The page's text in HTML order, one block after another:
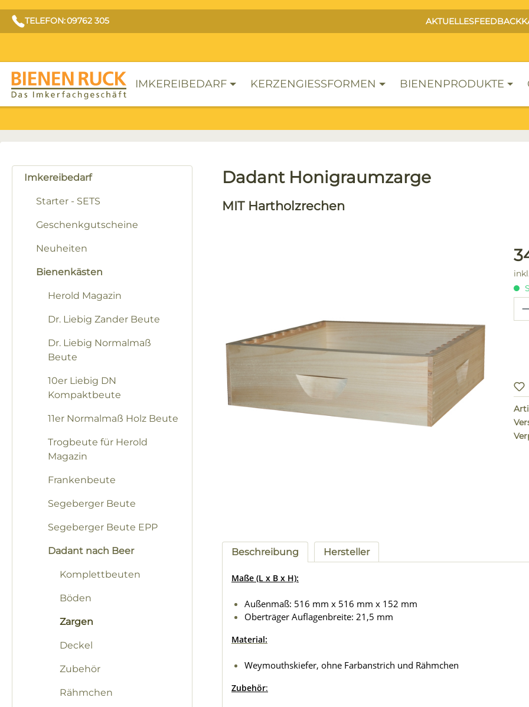
TELEFON: 09762 305 AKTUELLESFEEDBACK
IMKEREIBEDARF KERZENGIESSFORMEN BIENENPRODUKTE
Imkereibedarf
Starter - SETS
Geschenkgutscheine
Neuheiten
Bienenkästen
Herold Magazin
Dr. Liebig Zander Beute
Dr. Liebig Normalmaß
Beute
10er Liebig DN
Kompaktbeute
11er Normalmaß Holz Beute
Trogbeute für Herold
Magazin
Frankenbeute
Segeberger Beute
Segeberger Beute EPP
Dadant nach Beer
Komplettbeuten
Böden
Zargen
Deckel
Zubehör
Rähmchen
Dadant Honigraumzarge
MIT Hartholzrechen
Beschreibung Hersteller
Maße (L x B x H):
Außenmaß: 516 mm x 516 mm x 152 mm
Oberträger Auflagenbreite: 21,5 mm
Material:
Weymouthskiefer, ohne Farbanstrich und Rähmchen
Zubehör: